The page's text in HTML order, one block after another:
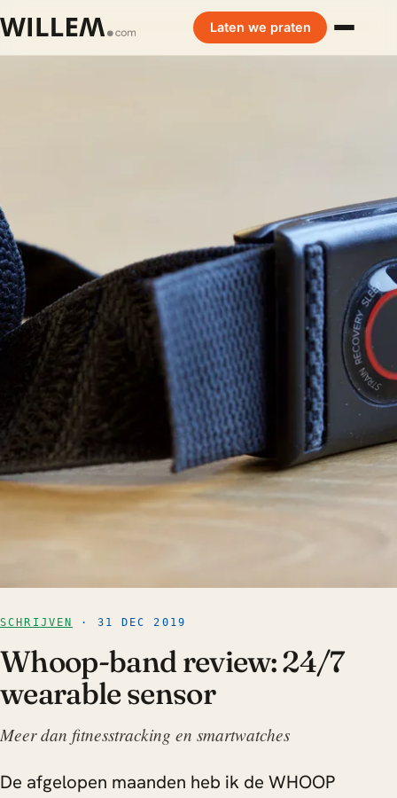
Laten we praten
SCHRIJVEN · 31 DEC 2019
Whoop-band review: 24/7
wearable sensor
Meer dan fitnesstracking en smartwatches
De afgelopen maanden heb ik de WHOOP